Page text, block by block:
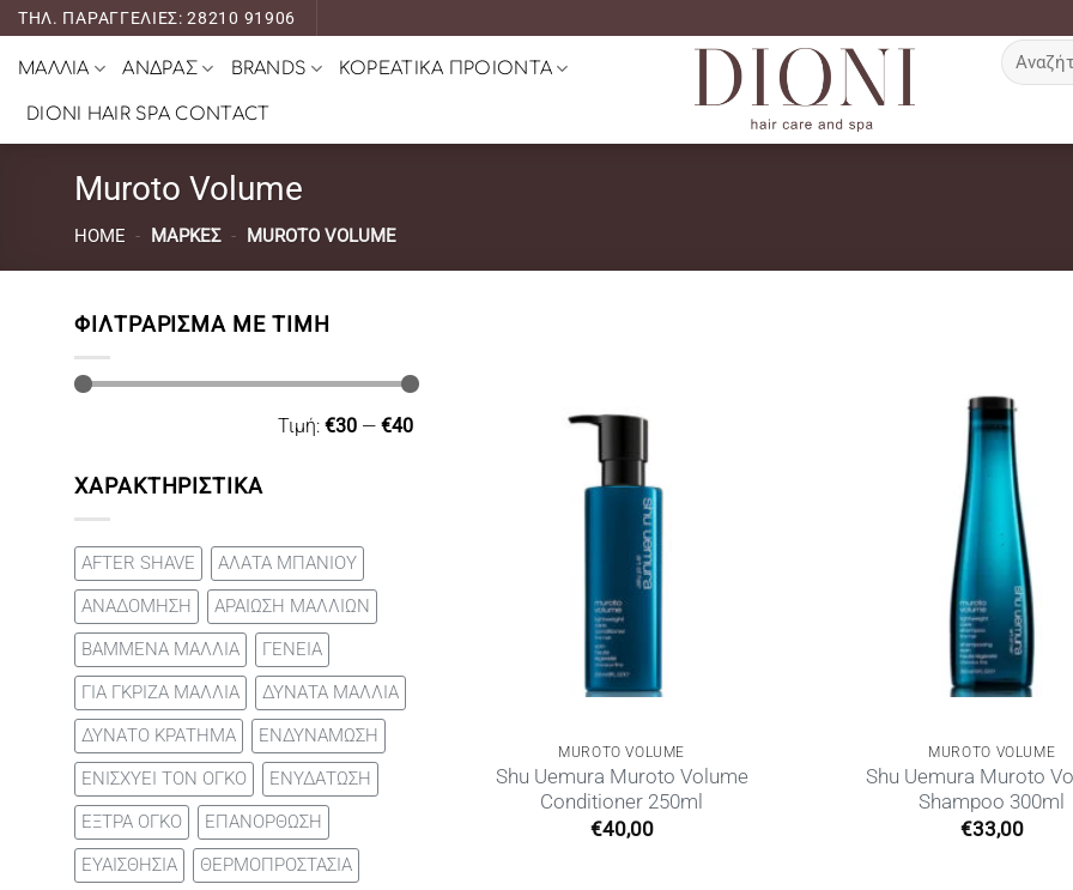
Μετάβαση
ΤΗΛ. ΠΑΡΑΓΓΕΛΙΕΣ: 28210 91906
ΜΑΛΛΙΑ ΑΝΔΡΑΣ BRANDS ΚΟΡΕΑΤΙΚΑ ΠΡΟΙΟΝΤΑ
DIONI HAIR SPA CONTACT
Αναζήτηση
για:
Muroto Volume
HOME - ΜΆΡΚΕΣ - MUROTO VOLUME
ΦΙΛΤΡΆΡΙΣΜΑ ΜΕ ΤΙΜΉ
Τιμή: €30— €40
ΧΑΡΑΚΤΗΡΙΣΤΙΚΑ
AFTER SHAVE
ΑΛΑΤΑ ΜΠΑΝΙΟΥ
ΑΝΑΔΟΜΗΣΗ
ΑΡΑΙΩΣΗ ΜΑΛΛΙΩΝ
ΒΑΜΜΕΝΑ ΜΑΛΛΙΑ
ΓΕΝΕΙΑ
ΓΙΑ ΓΚΡΙΖΑ ΜΑΛΛΙΑ
ΔΥΝΑΤΑ ΜΑΛΛΙΑ
ΔΥΝΑΤΟ ΚΡΑΤΗΜΑ
ΕΝΔΥΝΑΜΩΣΗ
ΕΝΙΣΧΥΕΙ ΤΟΝ ΟΓΚΟ
ΕΝΥΔΑΤΩΣΗ
ΕΞΤΡΑ ΟΓΚΟ
ΕΠΑΝΟΡΘΩΣΗ
ΕΥΑΙΣΘΗΣΙΑ
ΘΕΡΜΟΠΡΟΣΤΑΣΙΑ
MUROTO VOLUME
Shu Uemura Muroto Volume
Conditioner 250ml
€40,00
MUROTO VOLUME
Shu Uemura Muroto
Shampoo 300ml
€33,00